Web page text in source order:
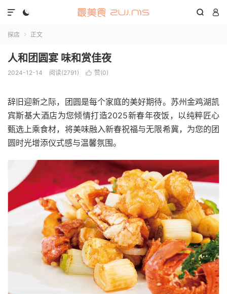
  

探店  正文
人和团圆宴 味和赏佳夜
2024-12-14 阅读(2791)  赞(0)
辞旧迎新之际，团圆是每个家庭的美好期待。苏州金鸡湖凯
宾斯基大酒店为您倾情打造2025新春年夜饭，以纯粹匠心
甄选上乘食材，将美味融入新春祝福与无限希冀，为您的团
圆时光增添仪式感与温馨氛围。